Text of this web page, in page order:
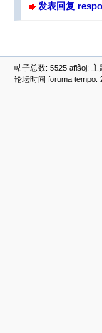
发表回复
帖子总数: 5525 afiŝoj;
论坛时间 foruma tempo: